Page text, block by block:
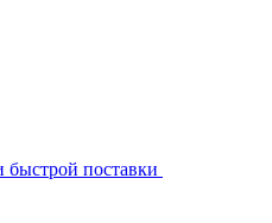
быстрой поставки